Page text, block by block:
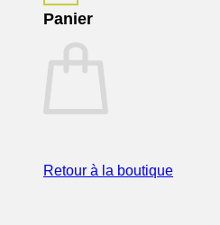
Panier
Retour à la boutique